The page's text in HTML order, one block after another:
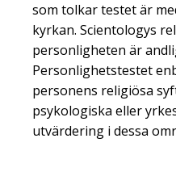
som tolkar testet är
kyrkan. Scientologys
personligheten är
Personlighetstestet
personens religiösa
psykologiska eller
utvärdering i dessa